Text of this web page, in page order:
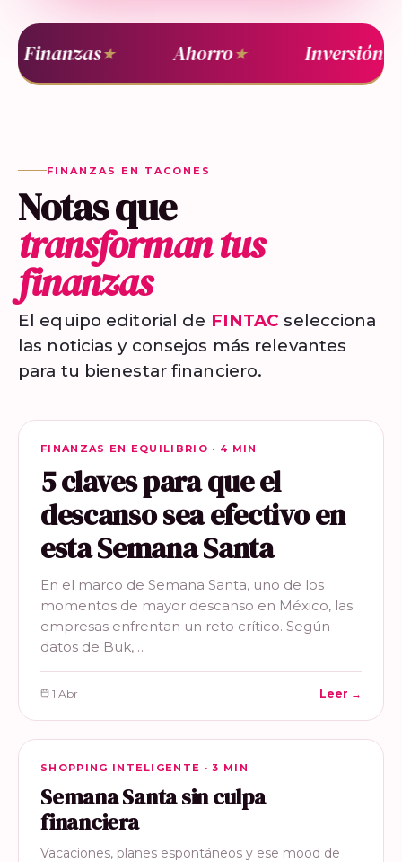
Finanzas★ Ahorro★ Inversión★
FINANZAS EN TACONES
Notas que
transforman tus
finanzas
El equipo editorial de FINTAC selecciona
las noticias y consejos más relevantes
para tu bienestar financiero.
FINANZAS EN EQUILIBRIO
FINANZAS EN EQUILIBRIO · 4 MIN
5 claves para que el
descanso sea efectivo en
esta Semana Santa
En el marco de Semana Santa, uno de los
momentos de mayor descanso en México, las
empresas enfrentan un reto crítico. Según
datos de Buk,…
1 Abr Leer →
SHOPPING INTELIGENTE
SHOPPING INTELIGENTE · 3 MIN
Semana Santa sin culpa
financiera
Vacaciones, planes espontáneos y ese mood de